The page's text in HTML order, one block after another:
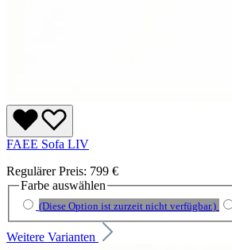
FAEE Sofa LIV
Regulärer Preis: 799 €
Farbe auswählen
(Diese Option ist zurzeit nicht verfügbar.)
Weitere Varianten